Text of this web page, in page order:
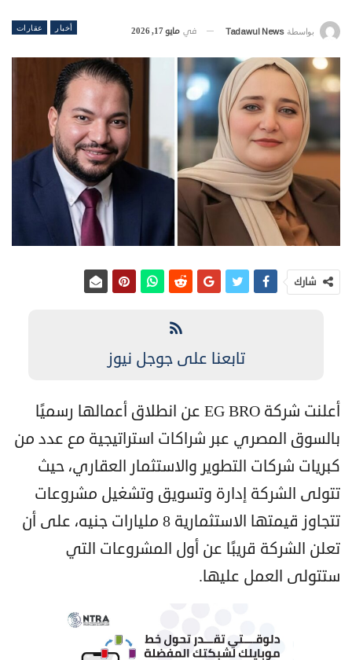
أخبار عقارات بواسطة Tadawul News في مايو 17, 2026
شارك
تابعنا على جوجل نيوز
أعلنت شركة EG BRO عن انطلاق أعمالها رسميًا
بالسوق المصري عبر شراكات استراتيجية مع عدد من
كبريات شركات التطوير والاستثمار العقاري، حيث
تتولى الشركة إدارة وتسويق وتشغيل مشروعات
تتجاوز قيمتها الاستثمارية 8 مليارات جنيه، على أن
تعلن الشركة قريبًا عن أول المشروعات التي
ستتولى العمل عليها.